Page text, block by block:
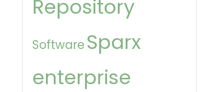
Repository
Software Sparx
enterprise